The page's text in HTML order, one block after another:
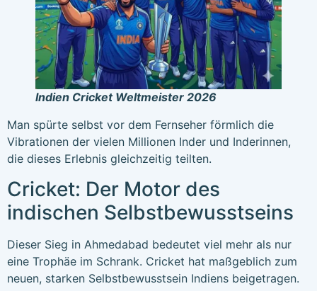
Indien Cricket Weltmeister 2026
Man spürte selbst vor dem Fernseher förmlich die
Vibrationen der vielen Millionen Inder und Inderinnen,
die dieses Erlebnis gleichzeitig teilten.
Cricket: Der Motor des
indischen Selbstbewusstseins
Dieser Sieg in Ahmedabad bedeutet viel mehr als nur
eine Trophäe im Schrank. Cricket hat maßgeblich zum
neuen, starken Selbstbewusstsein Indiens beigetragen.